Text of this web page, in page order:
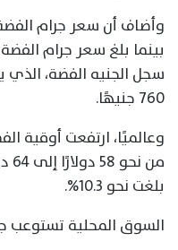
760 جنيهًا.
بلغت نحو 10.3%.
السوق المحلية تستوعب